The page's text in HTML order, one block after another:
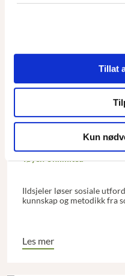
Tillat
Kun
Tøyen Unlimited
Ildsjeler løser sosiale
kunnskap og metodikk fra
Les mer